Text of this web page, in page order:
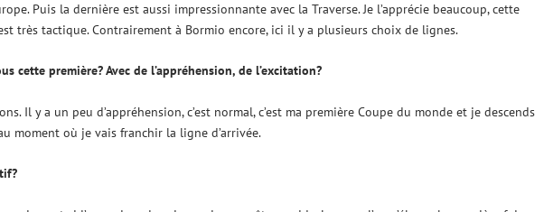
Puis la dernière est aussi impressionnante avec la Traverse. Je l’apprécie beaucoup, cette
très tactique. Contrairement à Bormio encore, ici il y a plusieurs choix de lignes.
cette première? Avec de l’appréhension, de l’excitation?
Il y a un peu d’appréhension, c’est normal, c’est ma première Coupe du monde et je descends
moment où je vais franchir la ligne d’arrivée.